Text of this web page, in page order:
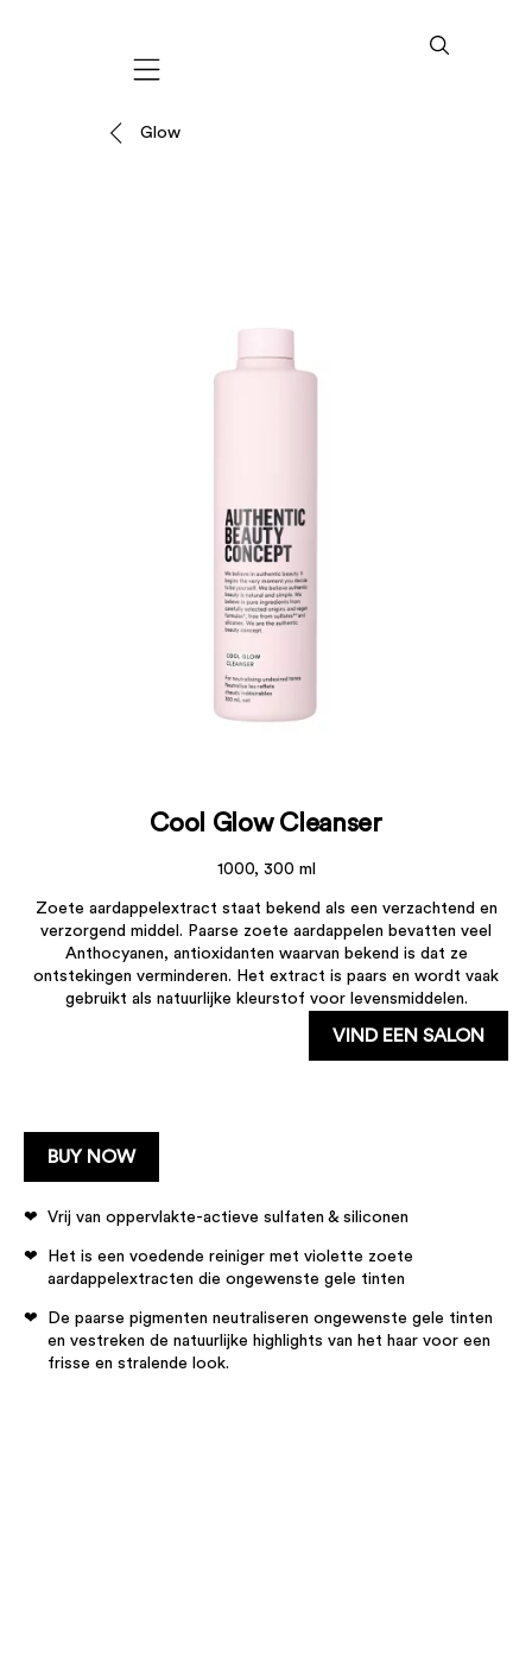
Mobile navigation
Glow
Cool Glow Cleanser
1000, 300 ml
Zoete aardappelextract staat bekend als een verzachtend en
verzorgend middel. Paarse zoete aardappelen bevatten veel
Anthocyanen, antioxidanten waarvan bekend is dat ze
ontstekingen verminderen. Het extract is paars en wordt vaak
gebruikt als natuurlijke kleurstof voor levensmiddelen.
VIND EEN SALON
BUY NOW
Vrij van oppervlakte-actieve sulfaten & siliconen
Het is een voedende reiniger met violette zoete
aardappelextracten die ongewenste gele tinten
De paarse pigmenten neutraliseren ongewenste gele tinten
en vestreken de natuurlijke highlights van het haar voor een
frisse en stralende look.